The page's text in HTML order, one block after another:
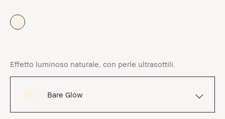
Effetto luminoso naturale, con perle ultrasottili.
Bare Glow